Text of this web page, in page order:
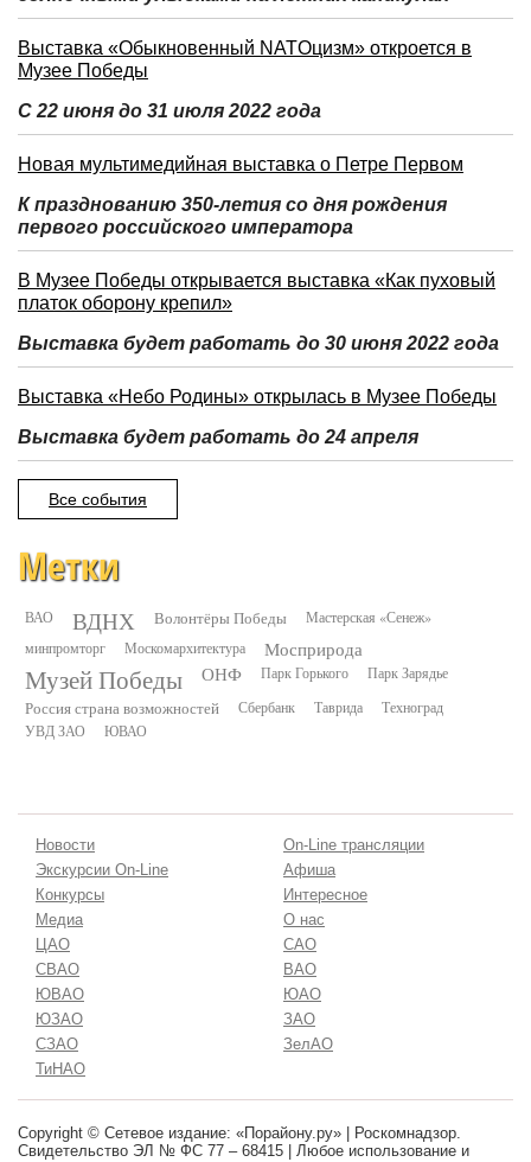
Выставка «Обыкновенный NATOцизм» откроется в
Музее Победы
С 22 июня до 31 июля 2022 года
Новая мультимедийная выставка о Петре Первом
К празднованию 350-летия со дня рождения
первого российского императора
В Музее Победы открывается выставка «Как пуховый
платок оборону крепил»
Выставка будет работать до 30 июня 2022 года
Выставка «Небо Родины» открылась в Музее Победы
Выставка будет работать до 24 апреля
Все события
Метки
ВАО ВДНХ Волонтёры Победы
Мастерская «Сенеж»
минпромторг
Москомархитектура Мосприрода
Музей Победы ОНФ Парк Горького Парк Зарядье
Россия страна возможностей Сбербанк Таврида
Техноград
УВД ЗАО
ЮВАО
Новости
On-Line трансляции
Экскурсии On-Line
Афиша
Конкурсы
Интересное
Медиа
О нас
ЦАО
САО
СВАО
ВАО
ЮВАО
ЮАО
ЮЗАО
ЗАО
СЗАО
ЗелАО
ТиНАО
Copyright © Сетевое издание: «Порайону.ру» | Роскомнадзор.
Свидетельство ЭЛ № ФС 77 – 68415 | Любое использование и